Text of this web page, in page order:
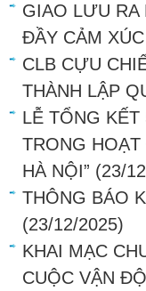
GIAO LƯU RA
ĐẦY CẢM
CLB CỰU
THÀNH LẬP
LỄ TỔNG
TRONG
HÀ NỘI” (23/
THÔNG BÁO
(23/12/2025)
KHAI MẠC
CUỘC VẬN